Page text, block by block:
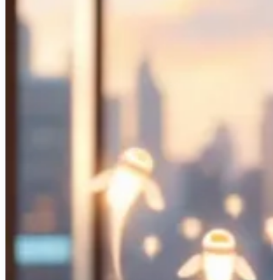
Créations de sites internet
Projets d'applications iOS & Android
Plateformes métiers personnalisées